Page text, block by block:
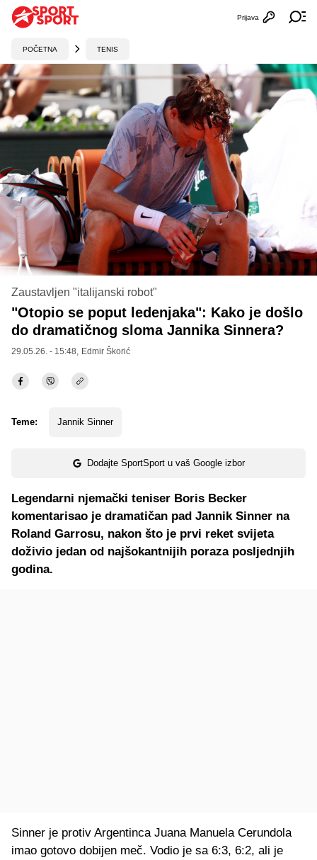
Otvori
Prijava
POČETNA TENIS
Zaustavljen "italijanski robot"
"Otopio se poput ledenjaka": Kako je došlo
do dramatičnog sloma Jannika Sinnera?
29.05.26. - 15:48, Edmir Škorić
Teme: Jannik Sinner
Dodajte SportSport u vaš Google izbor
Legendarni njemački teniser Boris Becker
komentarisao je dramatičan pad Jannik Sinner na
Roland Garrosu, nakon što je prvi reket svijeta
doživio jedan od najšokantnijih poraza posljednjih
godina.
Sinner je protiv Argentinca Juana Manuela Cerundola
imao gotovo dobijen meč. Vodio je sa 6:3, 6:2, ali je